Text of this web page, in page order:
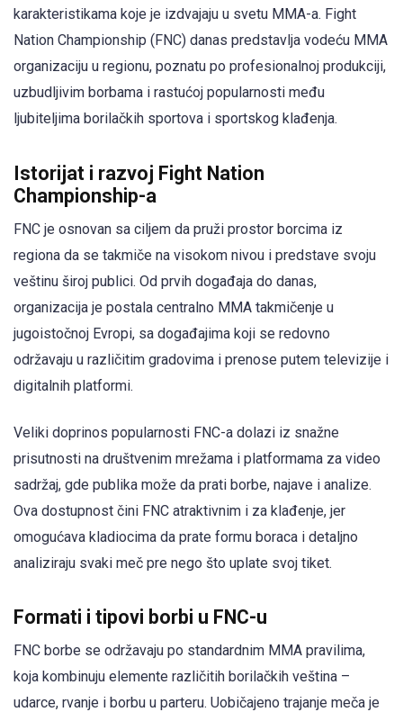
karakteristikama koje je izdvajaju u svetu MMA-a. Fight
Nation Championship (FNC) danas predstavlja vodeću MMA
organizaciju u regionu, poznatu po profesionalnoj produkciji,
uzbudljivim borbama i rastućoj popularnosti među
ljubiteljima borilačkih sportova i sportskog klađenja.
Istorijat i razvoj Fight Nation
Championship-a
FNC je osnovan sa ciljem da pruži prostor borcima iz
regiona da se takmiče na visokom nivou i predstave svoju
veštinu široj publici. Od prvih događaja do danas,
organizacija je postala centralno MMA takmičenje u
jugoistočnoj Evropi, sa događajima koji se redovno
održavaju u različitim gradovima i prenose putem televizije i
digitalnih platformi.
Veliki doprinos popularnosti FNC-a dolazi iz snažne
prisutnosti na društvenim mrežama i platformama za video
sadržaj, gde publika može da prati borbe, najave i analize.
Ova dostupnost čini FNC atraktivnim i za klađenje, jer
omogućava kladiocima da prate formu boraca i detaljno
analiziraju svaki meč pre nego što uplate svoj tiket.
Formati i tipovi borbi u FNC-u
FNC borbe se održavaju po standardnim MMA pravilima,
koja kombinuju elemente različitih borilačkih veština –
udarce, rvanje i borbu u parteru. Uobičajeno trajanje meča je